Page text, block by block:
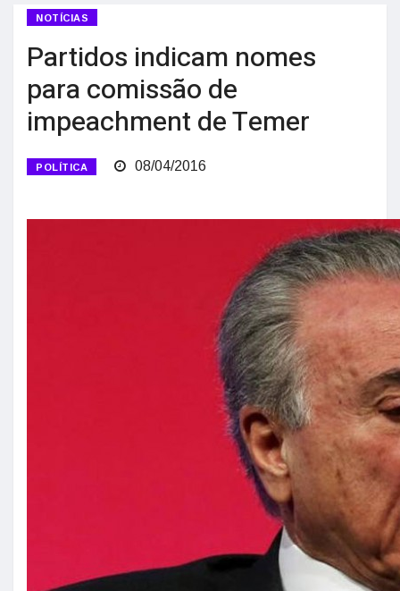
NOTÍCIAS
Partidos indicam nomes
para comissão de
impeachment de Temer
POLÍTICA 08/04/2016